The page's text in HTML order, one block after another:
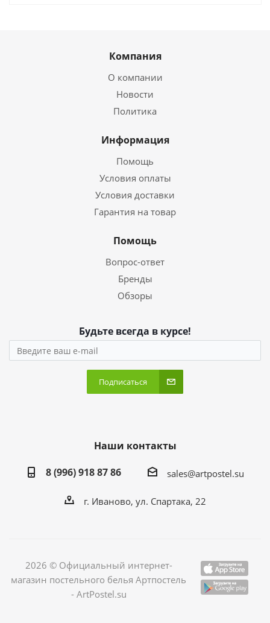
Компания
О компании
Новости
Политика
Информация
Помощь
Условия оплаты
Условия доставки
Гарантия на товар
Помощь
Вопрос-ответ
Бренды
Обзоры
Будьте всегда в курсе!
Подписаться
Наши контакты
8 (996) 918 87 86
sales@artpostel.su
г. Иваново, ул. Спартака, 22
2026 © Официальный интернет-
магазин постельного белья Артпостель
- ArtPostel.su